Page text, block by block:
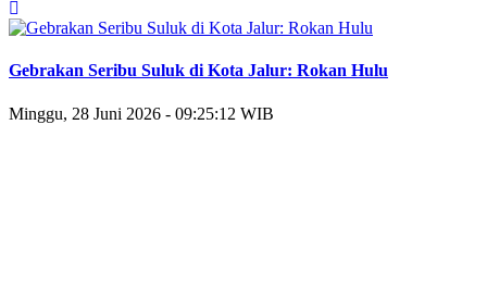
Gebrakan Seribu Suluk di Kota Jalur: Rokan Hulu
Minggu, 28 Juni 2026 - 09:25:12 WIB